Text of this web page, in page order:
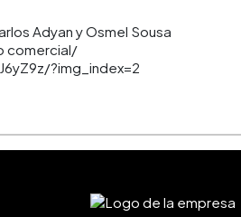
comercial/
?img_index=2